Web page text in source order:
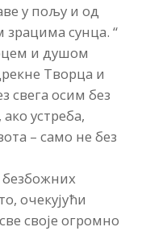
у пољу и од
зрацима сунца. “
и душом
Творца и
свега осим без
устреба,
– само не без
очекујући
своје огромно